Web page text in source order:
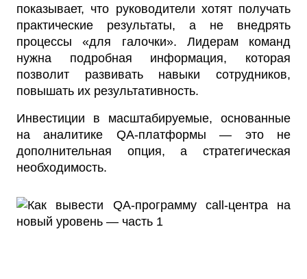
показывает, что руководители хотят получать
практические результаты, а не внедрять
процессы «для галочки». Лидерам команд
нужна подробная информация, которая
позволит развивать навыки сотрудников,
повышать их результативность.
Инвестиции в масштабируемые, основанные
на аналитике QA-платформы — это не
дополнительная опция, а стратегическая
необходимость.